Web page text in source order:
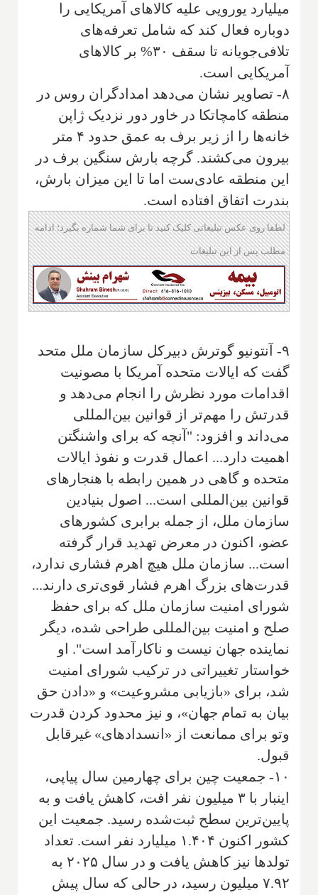
میلیارد یورویی علیه کالاهای آمریکایی را
دوباره فعال کند که شامل تعرفه‌های
تلافی‌جویانه‌ تا سقف ۳۰% بر کالاهای
آمریکایی است.
۸- تصاویر نشان می‌دهد امدادگران روس در
منطقه کامچاتکا در خاور دور نزدیک ژاپن
خانه‌ها را از زیر برف به عمق حدود ۴ متر
بیرون می‌کشند. گرچه بارش سنگین برف در
این منطقه عادی‌ست اما تا این میزان بارش،
بندرت اتفاق افتاده است.
لطفا روی عکس تبلیغاتی کلیک کنید تا برای شما شماره بگیرد؛ ادامه
مطلب پس از این تبلیغات
۹- آنتونیو گوترش دبیرکل سازمان ملل متحد
گفت که ایالات متحده آمریکا با مصونیت
اقدامات مورد نظرش را انجام می‌دهد و
قدرتش را مهم‌تر از قوانین بین‌المللی
می‌داند و افزود: "آنچه که برای واشنگتن
اهمیت دارد... اعمال قدرت و نفوذ ایالات
متحده و گاهی در همین رابطه با هنجارهای
قوانین بین‌المللی است... اصول بنیادین
سازمان ملل، از جمله برابری کشورهای
عضو، اکنون در معرض تهدید قرار گرفته
است... سازمان ملل هیچ اهرم فشاری ندارد،
قدرت‌های بزرگ اهرم فشار قوی‌تری دارند...
شورای امنیت سازمان ملل که برای حفظ
صلح و امنیت بین‌المللی طراحی شده، دیگر
نماینده جهان نیست و ناکارآمد است". او
خواستار تغییراتی در ترکیب شورای امنیت
شد، برای «بازیابی مشروعیت» و «دادن حق
بیان به تمام جهان»، و نیز محدود کردن قدرت
وتو برای ممانعت از «انسدادهای» غیرقابل
قبول.
۱۰- جمعیت چین برای چهارمین سال پیاپی،
اینبار با ۳ میلیون نفر افت، کاهش یافت و به
پایین‌ترین سطح ثبت‌شده رسید. جمعیت این
کشور اکنون ۱.۴۰۴ میلیارد نفر است. تعداد
تولدها نیز کاهش یافت و در سال ۲۰۲۵ به
۷.۹۲ میلیون رسید، در حالی که سال پیش